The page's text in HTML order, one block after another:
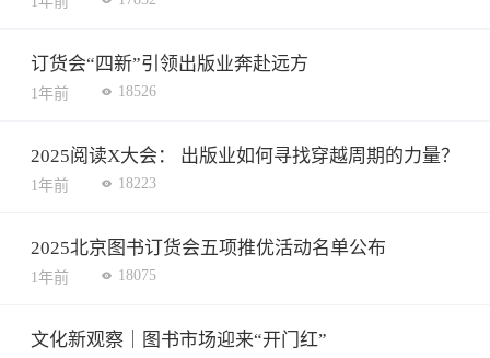
订货会“四新”引领出版业奔赴远方
1年前 18526
2025阅读X大会： 出版业如何寻找穿越周期的力量？
1年前 18223
2025北京图书订货会五项推优活动名单公布
1年前 18075
文化新观察｜图书市场迎来“开门红”